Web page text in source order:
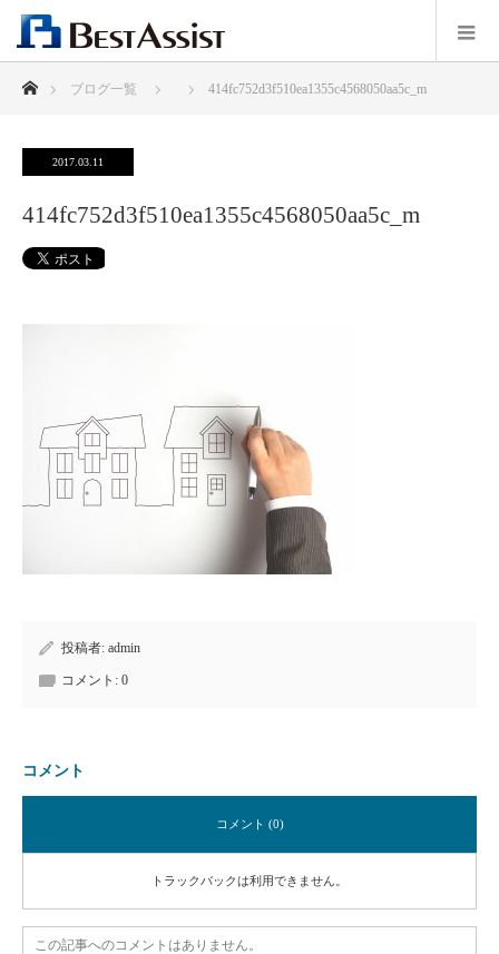
ホームブログ一覧 414fc752d3f510ea1355c4568050aa5c_m
2017.03.11
414fc752d3f510ea1355c4568050aa5c_m
投稿者: admin
コメント: 0
コメント
コメント (0)
トラックバックは利用できません。
この記事へのコメントはありません。